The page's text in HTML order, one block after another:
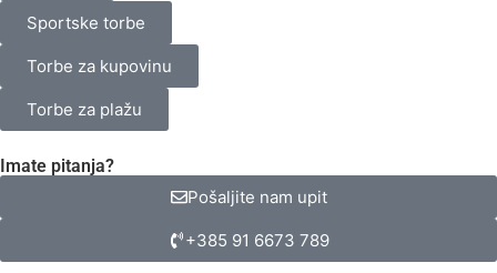
Sportske torbe
Torbe za kupovinu
Torbe za plažu
Imate pitanja?
Pošaljite nam upit
+385 91 6673 789